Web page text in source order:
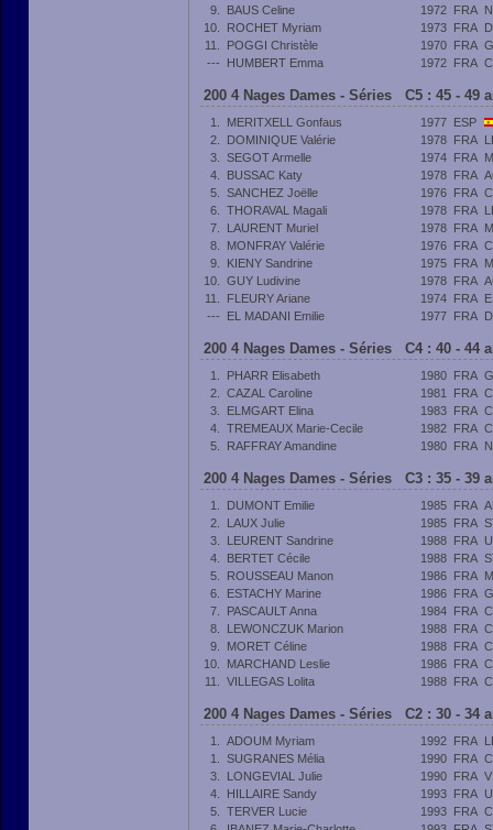
9.
BAUS Celine 1972 FRA
10.
ROCHET Myriam 1973 FRA
11.
POGGI Christèle 1970 FRA
---
HUMBERT Emma 1972 FRA
200 4 Nages Dames - Séries C5 : 45 - 49
1. MERITXELL Gonfaus 1977 ESP
2.
DOMINIQUE Valérie 1978 FRA
3.
SEGOT Armelle 1974 FRA
4.
BUSSAC Katy 1978 FRA
5.
SANCHEZ Joëlle 1976 FRA
6.
THORAVAL Magali 1978 FRA
7.
LAURENT Muriel 1978 FRA
8.
MONFRAY Valérie 1976 FRA
9.
KIENY Sandrine 1975 FRA
10.
GUY Ludivine 1978 FRA
11.
FLEURY Ariane 1974 FRA
---
EL MADANI Emilie 1977 FRA
200 4 Nages Dames - Séries C4 : 40 - 44
1. PHARR Elisabeth 1980 FRA
2.
CAZAL Caroline 1981 FRA
3.
ELMGART Elina 1983 FRA
4.
TREMEAUX Marie-Cecile 1982 FRA
5.
RAFFRAY Amandine 1980 FRA
200 4 Nages Dames - Séries C3 : 35 - 39
1. DUMONT Emilie 1985 FRA
2.
LAUX Julie 1985 FRA
3.
LEURENT Sandrine 1988 FRA
4.
BERTET Cécile 1988 FRA
5.
ROUSSEAU Manon 1986 FRA
6.
ESTACHY Marine 1986 FRA
7.
PASCAULT Anna 1984 FRA
8.
LEWONCZUK Marion 1988 FRA
9.
MORET Céline 1988 FRA
10.
MARCHAND Leslie 1986 FRA
11.
VILLEGAS Lolita 1988 FRA
200 4 Nages Dames - Séries C2 : 30 - 34
1. ADOUM Myriam 1992 FRA
1.
SUGRANES Mélia 1990 FRA
3.
LONGEVIAL Julie 1990 FRA
4.
HILLAIRE Sandy 1993 FRA
5.
TERVER Lucie 1993 FRA